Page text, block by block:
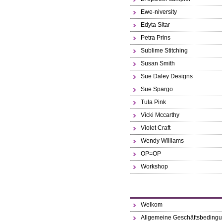
Ewe-niversity
Edyta Sitar
Petra Prins
Sublime Stitching
Susan Smith
Sue Daley Designs
Sue Spargo
Tula Pink
Vicki Mccarthy
Violet Craft
Wendy Williams
OP=OP
Workshop
Welkom
Allgemeine